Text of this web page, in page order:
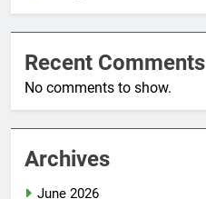
Recent Comments
No comments to show.
Archives
June 2026